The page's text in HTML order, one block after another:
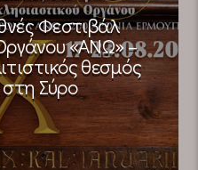
Φεστιβάλ
«ΑΝΩ» –
θεσμός
στη Σύρο​